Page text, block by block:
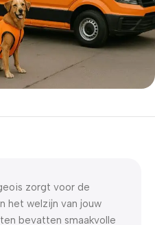
zorgt voor de
het welzijn van jouw
bevatten smaakvolle